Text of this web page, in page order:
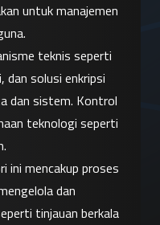
untuk manajemen
teknis seperti
solusi enkripsi
dan sistem. Kontrol
teknologi seperti
ini mencakup proses
dan
tinjauan berkala